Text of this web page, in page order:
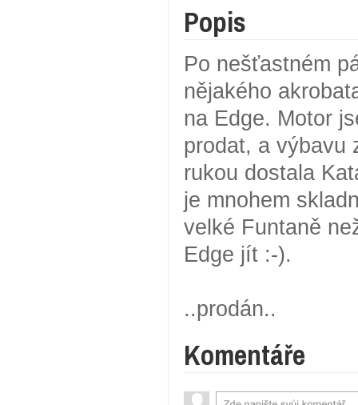
Popis
Po nešťastném
nějakého
na Edge. Motor
prodat, a výbavu
rukou dostala
je mnohem
velké Funtaně
Edge jít :-).
..prodán..
Komentáře